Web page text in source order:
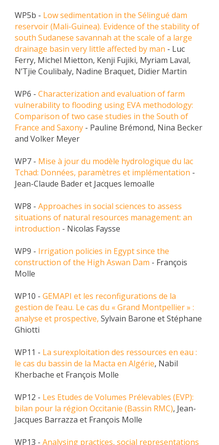
WP5b - Low sedimentation in the Sélingué dam
reservoir (Mali-Guinea). Evidence of the stability of
south Sudanese savannah at the scale of a large
drainage basin very little affected by man - Luc
Ferry, Michel Mietton, Kenji Fujiki, Myriam Laval,
N’Tjie Coulibaly, Nadine Braquet, Didier Martin
WP6 - Characterization and evaluation of farm
vulnerability to flooding using EVA methodology:
Comparison of two case studies in the South of
France and Saxony - Pauline Brémond, Nina Becker
and Volker Meyer
WP7 - Mise à jour du modèle hydrologique du lac
Tchad: Données, paramètres et implémentation -
Jean-Claude Bader et Jacques lemoalle
WP8 - Approaches in social sciences to assess
situations of natural resources management: an
introduction - Nicolas Faysse
WP9 - Irrigation policies in Egypt since the
construction of the High Aswan Dam - François
Molle
WP10 - GEMAPI et les reconfigurations de la
gestion de l’eau. Le cas du « Grand Montpellier » :
analyse et prospective, Sylvain Barone et Stéphane
Ghiotti
WP11 - La surexploitation des ressources en eau :
le cas du bassin de la Macta en Algérie, Nabil
Kherbache et François Molle
WP12 - Les Etudes de Volumes Prélevables (EVP):
bilan pour la région Occitanie (Bassin RMC), Jean-
Jacques Barrazza et François Molle
WP13 - Analysing practices, social representations